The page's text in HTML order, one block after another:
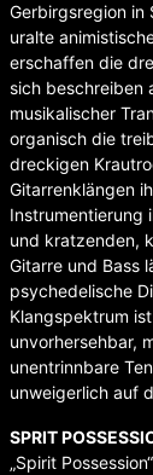
Gerbirgsregion in
uralte
erschaffen die
sich beschreiben
musikalischer
organisch die
dreckigen
Gitarrenklängen
Instrumentierung
und kratzenden,
Gitarre und Bass
psychedelische
Klangspektrum
unvorhersehbar,
unentrinnbare
unweigerlich auf
SPRIT
„Spirit